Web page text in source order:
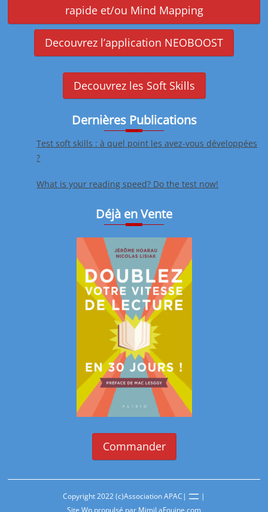
rapide et/ou Mind Mapping
Decouvrez l’application NEOBOOST
Decouvrez les Soft Skills
Dernières Publications
Test soft skills : à quel point les avez-vous développées
?
What is your reading speed? Do the test now!
Déjà en Vente
Commander
Copyright 2022 (c)Association APAC |
|
Site Wp propulsé par MimiLaFouine.com